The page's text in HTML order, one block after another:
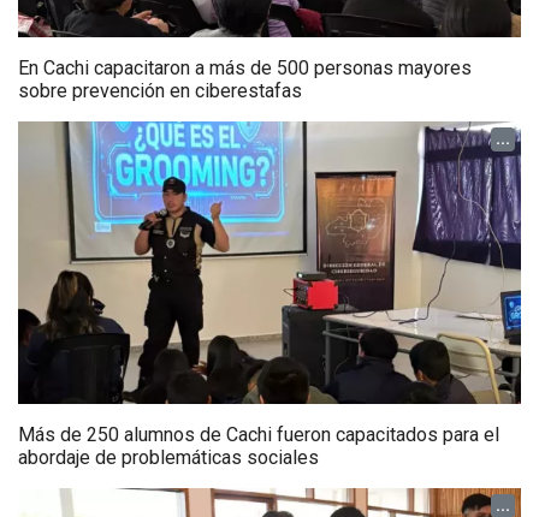
En Cachi capacitaron a más de 500 personas mayores
sobre prevención en ciberestafas
...
Más de 250 alumnos de Cachi fueron capacitados para el
abordaje de problemáticas sociales
...